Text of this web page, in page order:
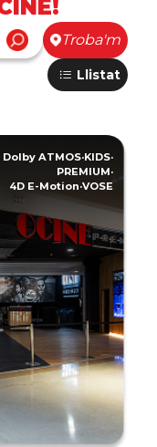
Troba'm
Llistat
Dolby ATMOS·KIDS·
PREMIUM·
4D E-Motion·VOSE